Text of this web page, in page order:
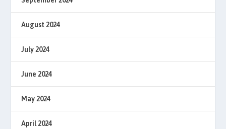
August 2024
July 2024
June 2024
May 2024
April 2024